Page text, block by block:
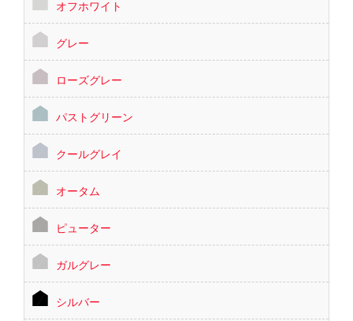
オフホワイト
グレー
ローズグレー
パストグリーン
クールグレイ
オータム
ピューター
ガルグレー
シルバー